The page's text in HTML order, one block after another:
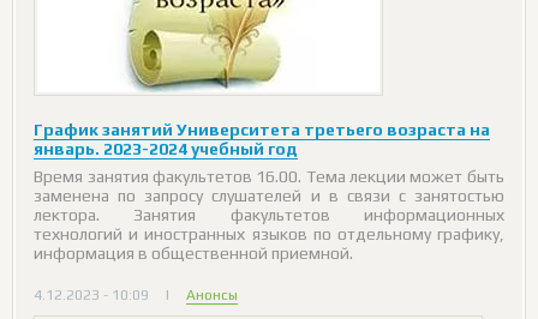
График занятий Университета третьего возраста на
январь. 2023-2024 учебный год
Время занятия факультетов 16.00. Тема лекции может быть
заменена по запросу слушателей и в связи с занятостью
лектора. Занятия факультетов информационных
технологий и иностранных языков по отдельному графику,
информация в общественной приемной.
4.12.2023 - 10:09 | Анонсы